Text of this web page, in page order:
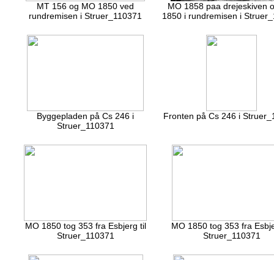
MT 156 og MO 1850 ved
rundremisen i Struer_110371
MO 1858 paa drejeskiven
1850 i rundremisen i
Byggepladen på Cs 246 i
Struer_110371
Fronten på Cs 246 i
MO 1850 tog 353 fra Esbjerg til
Struer_110371
MO 1850 tog 353 fra
Struer_110371